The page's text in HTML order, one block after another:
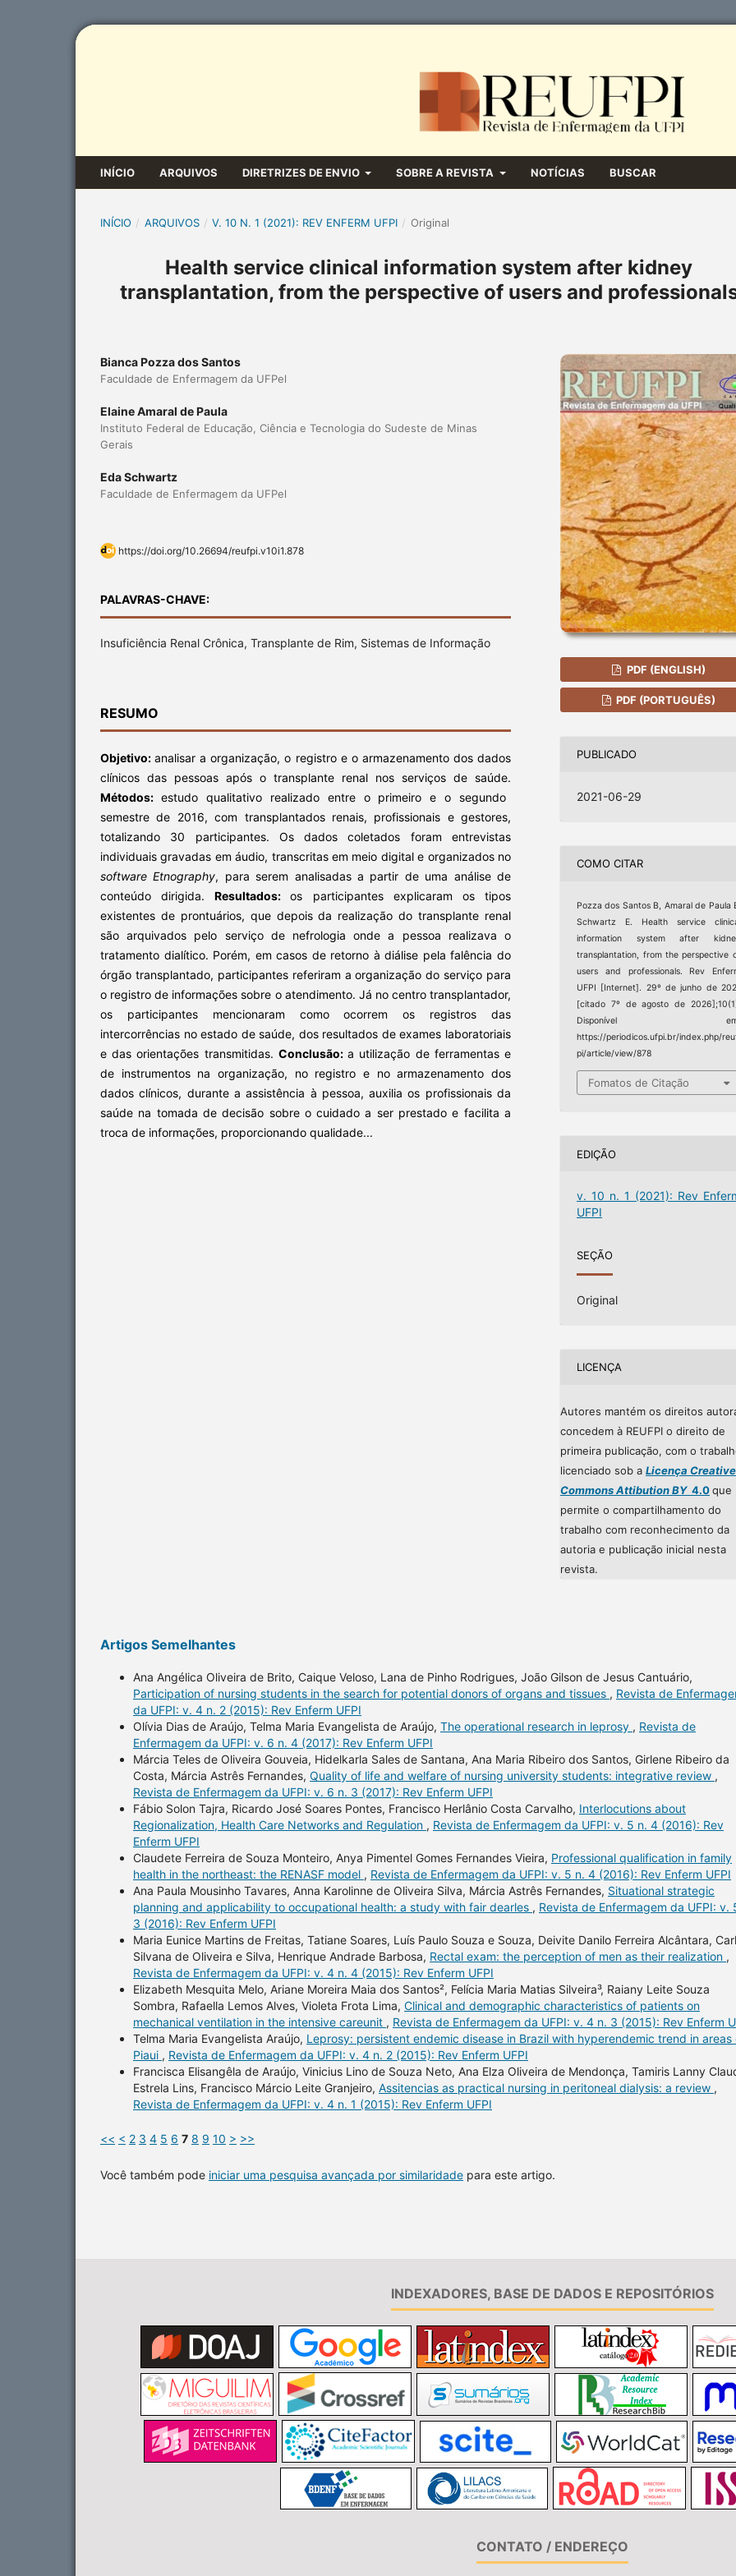
INÍCIO ARQUIVOS DIRETRIZES DE ENVIO SOBRE A REVISTA NOTÍCIAS BUSCAR
INÍCIO / ARQUIVOS / V. 10 N. 1 (2021): REV ENFERM UFPI / Original
Health service clinical information system after kidney
transplantation, from the perspective of users and
Bianca Pozza dos Santos
Faculdade de Enfermagem da UFPel
Elaine Amaral de Paula
Instituto Federal de Educação, Ciência e Tecnologia do Sudeste de Minas
Gerais
Eda Schwartz
Faculdade de Enfermagem da UFPel
https://doi.org/10.26694/reufpi.v10i1.878
PALAVRAS-CHAVE:
Insuficiência Renal Crônica, Transplante de Rim, Sistemas de Informação
RESUMO
Objetivo:analisar a organização, o registro e o armazenamento dos dados
clínicos das pessoas após o transplante renal nos serviços de saúde.
Métodos: estudo qualitativo realizado entre o primeiro e o segundo
semestre de 2016, com transplantados renais, profissionais e gestores,
totalizando 30 participantes. Os dados coletados foram entrevistas
individuais gravadas em áudio, transcritas em meio digital e organizados no
software Etnography, para serem analisadas a partir de uma análise de
conteúdo dirigida.Resultados:os participantes explicaram os tipos
existentes de prontuários, que depois da realização do transplante renal
são arquivados pelo serviço de nefrologia onde a pessoa realizava o
tratamento dialítico. Porém, em casos de retorno à diálise pela falência do
órgão transplantado, participantes referiram a organização do serviço para
o registro de informações sobre o atendimento. Já no centro transplantador,
os participantes mencionaram como ocorrem os registros das
intercorrências no estado de saúde, dos resultados de exames laboratoriais
e das orientações transmitidas. Conclusão:a utilização de ferramentas e
de instrumentos na organização, no registro e no armazenamento dos
dados clínicos, durante a assistência à pessoa, auxilia os profissionais da
saúde na tomada de decisão sobre o cuidado a ser prestado e facilita a
troca de informações, proporcionando qualidade...
PDF (ENGLISH)
PDF (PORTUGUÊS)
PUBLICADO
2021-06-29
COMO CITAR
Pozza dos Santos B, Amaral de Paula
Schwartz E. Health service
information system after
transplantation, from the perspective
users and professionals. Rev
UFPI [Internet]. 29º de junho de
[citado 7º de agosto de
Disponível
https://periodicos.ufpi.br/index.php/
pi/article/view/878
Fomatos de Citação
EDIÇÃO
v. 10 n. 1 (2021): Rev
UFPI
SEÇÃO
Original
LICENÇA
Autores mantém os direitos
concedem à REUFPI o direito de
primeira publicação, com o
licenciado sob a Licença Creative
Commons Attibution BY4.0que
permite o compartilhamento do
trabalho com reconhecimento da
autoria e publicação inicial nesta
revista.
Artigos Semelhantes
Ana Angélica Oliveira de Brito, Caique Veloso, Lana de Pinho Rodrigues, João Gilson de Jesus Cantuário,
Participation of nursing students in the search for potential donors of organs and tissues , Revista de
da UFPI: v. 4 n. 2 (2015): Rev Enferm UFPI
Olívia Dias de Araújo, Telma Maria Evangelista de Araújo, The operational research in leprosy , Revista de
Enfermagem da UFPI: v. 6 n. 4 (2017): Rev Enferm UFPI
Márcia Teles de Oliveira Gouveia, Hidelkarla Sales de Santana, Ana Maria Ribeiro dos Santos, Girlene Ribeiro da
Costa, Márcia Astrês Fernandes, Quality of life and welfare of nursing university students: integrative review ,
Revista de Enfermagem da UFPI: v. 6 n. 3 (2017): Rev Enferm UFPI
Fábio Solon Tajra, Ricardo José Soares Pontes, Francisco Herlânio Costa Carvalho, Interlocutions about
Regionalization, Health Care Networks and Regulation , Revista de Enfermagem da UFPI: v. 5 n. 4 (2016): Rev
Enferm UFPI
Claudete Ferreira de Souza Monteiro, Anya Pimentel Gomes Fernandes Vieira, Professional qualification in family
health in the northeast: the RENASF model , Revista de Enfermagem da UFPI: v. 5 n. 4 (2016): Rev Enferm UFPI
Ana Paula Mousinho Tavares, Anna Karolinne de Oliveira Silva, Márcia Astrês Fernandes, Situational strategic
planning and applicability to occupational health: a study with fair dearles , Revista de Enfermagem da UFPI: v.
3 (2016): Rev Enferm UFPI
Maria Eunice Martins de Freitas, Tatiane Soares, Luís Paulo Souza e Souza, Deivite Danilo Ferreira Alcântara,
Silvana de Oliveira e Silva, Henrique Andrade Barbosa, Rectal exam: the perception of men as their realization ,
Revista de Enfermagem da UFPI: v. 4 n. 4 (2015): Rev Enferm UFPI
Elizabeth Mesquita Melo, Ariane Moreira Maia dos Santos², Felícia Maria Matias Silveira³, Raiany Leite Souza
Sombra, Rafaella Lemos Alves, Violeta Frota Lima, Clinical and demographic characteristics of patients on
mechanical ventilation in the intensive careunit , Revista de Enfermagem da UFPI: v. 4 n. 3 (2015): Rev Enferm
Telma Maria Evangelista Araújo, Leprosy: persistent endemic disease in Brazil with hyperendemic trend in areas
Piaui , Revista de Enfermagem da UFPI: v. 4 n. 2 (2015): Rev Enferm UFPI
Francisca Elisangêla de Araújo, Vinicius Lino de Souza Neto, Ana Elza Oliveira de Mendonça, Tamiris Lanny
Estrela Lins, Francisco Márcio Leite Granjeiro, Assitencias as practical nursing in peritoneal dialysis: a review ,
Revista de Enfermagem da UFPI: v. 4 n. 1 (2015): Rev Enferm UFPI
<< < 2 3 4 5 6 7 8 9 10 > >>
Você também pode iniciar uma pesquisa avançada por similaridade para este artigo.
INDEXADORES, BASE DE DADOS E REPOSITÓRIOS
CONTATO / ENDEREÇO